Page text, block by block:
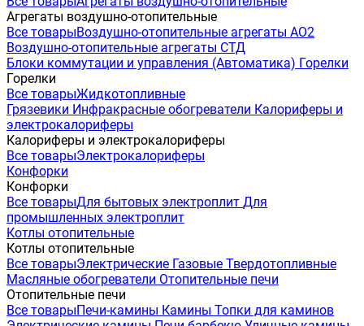
Агрегаты воздушно-отопительные
Все товарыВоздушно-отопительные агрегаты АО2
Воздушно-отопительные агрегаты СТД
Блоки коммутации и управления (Автоматика) Горелки
Горелки
Все товарыЖидкотопливные
Грязевики Инфракрасные обогреватели Калориферы и
электрокалориферы
Калориферы и электрокалориферы
Все товарыЭлектрокалориферы
Конфорки
Конфорки
Все товарыДля бытовых электроплит Для
промышленных электроплит
Котлы отопительные
Котлы отопительные
Все товарыЭлектрические Газовые Твердотопливные
Масляные обогреватели Отопительные печи
Отопительные печи
Все товарыПечи-камины Камины Топки для каминов